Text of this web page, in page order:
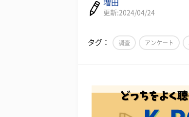
増田
更新:2024/04/24
タグ： 調査 アンケート